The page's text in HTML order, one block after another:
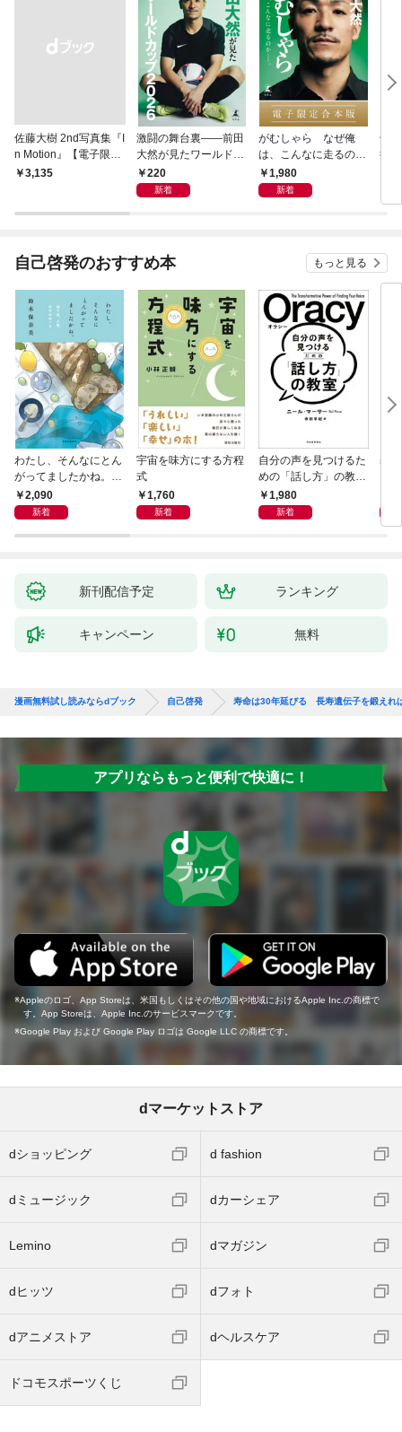
佐藤大樹 2nd写真集『I
n Motion』【電子限定
動画特典付き】
￥3,135
激闘の舞台裏――前田
大然が見たワールドカ
ップ2026
220
新着
がむしゃら なぜ俺
は、こんなに走るのか
——。【電子限定合本
版】
1,980
新着
千
捕
自己啓発のおすすめ本 もっと見る
わたし、そんなにとん
がってましたかね。
獅子座、Ａ型、丙午は
めぐる
2,090
新着
宇宙を味方にする方程
式
1,760
新着
自分の声を見つけるた
めの「話し方」の教
室 Ｏｒａｃｙ（オラ
シー）
1,980
新着
基
新刊配信予定 ランキング
キャンペーン 無料
漫画無料試し読みならdブック 自己啓発 寿命は30年延びる 長寿遺伝子を鍛えれ
アプリならもっと便利で快適に！
Appleのロゴ、App Storeは、米国もしくはその他の国や地域におけるApple Inc.の商標で
す。App Storeは、Apple Inc.のサービスマークです。
Google Play および Google Play ロゴは Google LLC の商標です。
dマーケットストア
dショッピング d fashion
dミュージック dカーシェア
Lemino dマガジン
dヒッツ dフォト
dアニメストア dヘルスケア
ドコモスポーツくじ